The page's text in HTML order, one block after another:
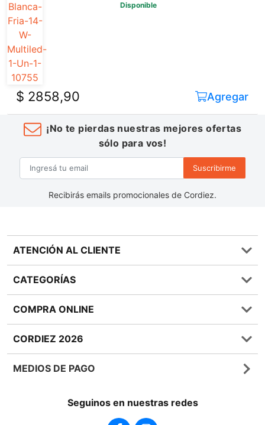
Disponible
$ 2858,90 Agregar
¡No te pierdas nuestras mejores ofertas
sólo para vos!
Suscribirme
Recibirás emails promocionales de Cordiez.
ATENCIÓN AL CLIENTE
Preguntas frecuentes
0810 555 1970
Términos y condiciones
Política de Devoluciones
Bases y Condiciones de Sorteos
CATEGORÍAS
Bebidas
Lácteos
COMPRA ONLINE
Métodos de entrega
Giftcards
CORDIEZ 2026
Quienes Somos
Cordiez Mixo
MEDIOS DE PAGO
Seguinos en nuestras redes